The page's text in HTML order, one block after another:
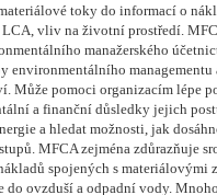
toky do informací o
vliv na životní prostředí.
manažerského
environmentálního managementu
Může pomoci organizacím lépe
a finanční důsledky jejich
a hledat možnosti, jak
MFCA zejména zdůrazňuje
spojených s materiálovými
do ovzduší a odpadní vody.